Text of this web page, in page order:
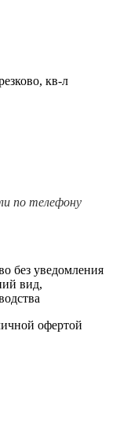
кв-л
по телефону
без уведомления
вид,
офертой